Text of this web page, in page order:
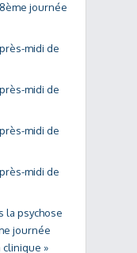
journée
midi de
midi de
midi de
midi de
la psychose
journée
clinique »